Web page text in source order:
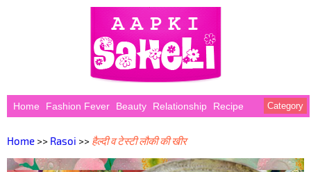
Home Fashion Fever Beauty Relationship Recipe Category
Home >> Rasoi >> हैल्दी व टेस्टी लौकी की खीर